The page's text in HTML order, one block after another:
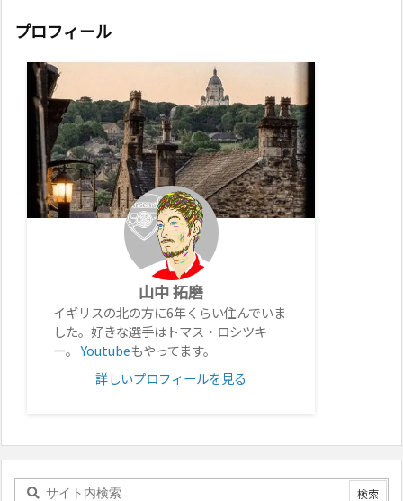
プロフィール
山中 拓磨
イギリスの北の方に6年くらい住んでいま
した。好きな選手はトマス・ロシツキ
ー。Youtubeもやってます。
詳しいプロフィールを見る